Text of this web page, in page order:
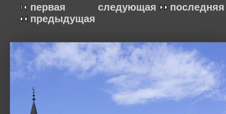
следующая последняя
первая
предыдущая